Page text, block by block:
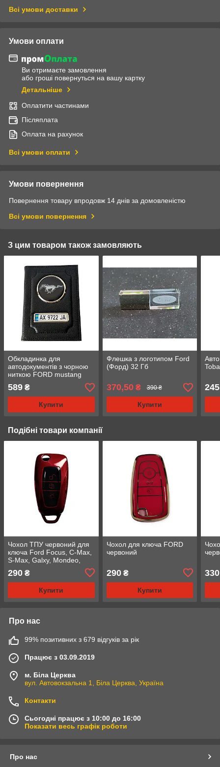
Всі умови доставки
Умови оплати
Ви отримаєте замовлення
або гроші повернуться на вашу картку
Детальніше
Оплатити частинами
Післяплата
Оплата на рахунок
Всі умови оплати
Умови повернення
Повернення товару впродовж 14 днів за домовленістю
Всі умови повернення
З цим товаром також замовляють
Обкладинка для
автодокументів з чорною
ниткою FORD mustang
589 ₴
Купити
Флешка з логотипом Ford
(Форд) 32 Гб
370,50₴ 390 ₴
Купити
245
Подібні товари компанії
Чохол ТПУ червоний для
ключа Ford Focus, C-Max,
S-Max, Galxy, Mondeo,
290 ₴
Купити
Чохол для ключа FORD
червоний
290₴
Купити
330
Про нас
99% позитивних з 679 відгуків за рік
Працює з 03.09.2019
м. Біла Церква
вул. Автовокзальна 1, Біла Церква, Україна
Контакти
Сьогодні працює з 10:00 до 16:00
Показати весь графік роботи
Про нас